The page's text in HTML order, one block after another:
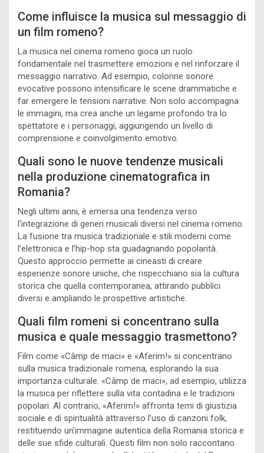
Come influisce la musica sul messaggio di
un film romeno?
La musica nel cinema romeno gioca un ruolo
fondamentale nel trasmettere emozioni e nel rinforzare il
messaggio narrativo. Ad esempio, colonne sonore
evocative possono intensificare le scene drammatiche e
far emergere le tensioni narrative. Non solo accompagna
le immagini, ma crea anche un legame profondo tra lo
spettatore e i personaggi, aggiungendo un livello di
comprensione e coinvolgimento emotivo.
Quali sono le nuove tendenze musicali
nella produzione cinematografica in
Romania?
Negli ultimi anni, è emersa una tendenza verso
l’integrazione di generi musicali diversi nel cinema romeno.
La fusione tra musica tradizionale e stili moderni come
l’elettronica e l’hip-hop sta guadagnando popolarità.
Questo approccio permette ai cineasti di creare
esperienze sonore uniche, che rispecchiano sia la cultura
storica che quella contemporanea, attirando pubblici
diversi e ampliando le prospettive artistiche.
Quali film romeni si concentrano sulla
musica e quale messaggio trasmettono?
Film come «Câmp de maci» e «Aferim!» si concentrano
sulla musica tradizionale romena, esplorando la sua
importanza culturale. «Câmp de maci», ad esempio, utilizza
la musica per riflettere sulla vita contadina e le tradizioni
popolari. Al contrario, «Aferim!» affronta temi di giustizia
sociale e di spiritualità attraverso l’uso di canzoni folk,
restituendo un’immagine autentica della Romania storica e
delle sue sfide culturali. Questi film non solo raccontano